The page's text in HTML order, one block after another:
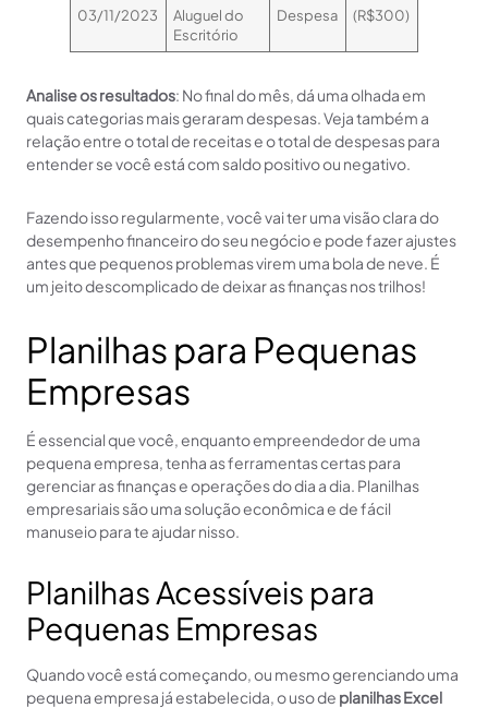
03/11/2023
Aluguel do
Escritório
Despesa (R$300)
Analise os resultados: No final do mês, dá uma olhada em
quais categorias mais geraram despesas. Veja também a
relação entre o total de receitas e o total de despesas para
entender se você está com saldo positivo ou negativo.
Fazendo isso regularmente, você vai ter uma visão clara do
desempenho financeiro do seu negócio e pode fazer ajustes
antes que pequenos problemas virem uma bola de neve. É
um jeito descomplicado de deixar as finanças nos trilhos!
Planilhas para Pequenas
Empresas
É essencial que você, enquanto empreendedor de uma
pequena empresa, tenha as ferramentas certas para
gerenciar as finanças e operações do dia a dia. Planilhas
empresariais são uma solução econômica e de fácil
manuseio para te ajudar nisso.
Planilhas Acessíveis para
Pequenas Empresas
Quando você está começando, ou mesmo gerenciando uma
pequena empresa já estabelecida, o uso de planilhas Excel